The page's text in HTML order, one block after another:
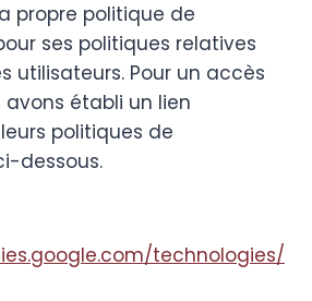
propre politique de
ses politiques relatives
utilisateurs. Pour un accès
avons établi un lien
politiques de
dessous.
technologies/